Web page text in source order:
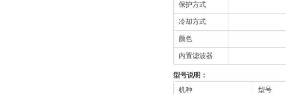
保护方式
冷却方式
颜色
内置滤波器
型号说明：
机种
型号